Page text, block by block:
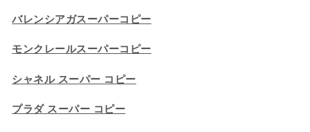
バレンシアガスーパーコピー
モンクレールスーパーコピー
シャネル スーパー コピー
プラダ スーパー コピー